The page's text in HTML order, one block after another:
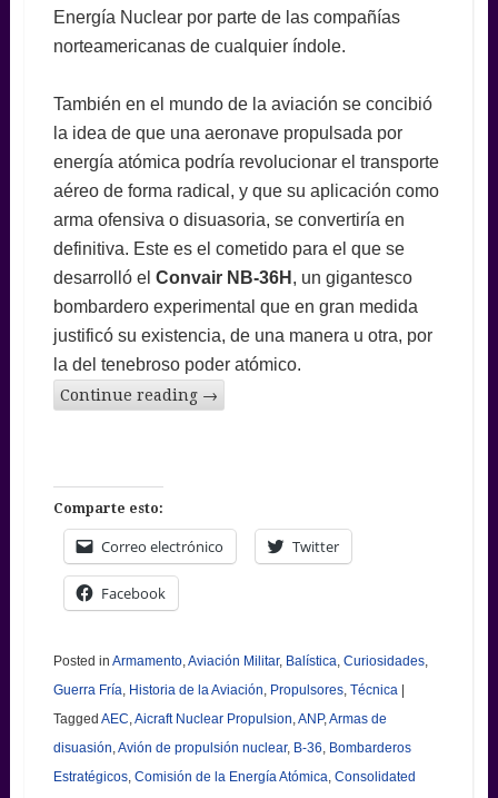
Energía Nuclear por parte de las compañías
norteamericanas de cualquier índole.
También en el mundo de la aviación se concibió
la idea de que una aeronave propulsada por
energía atómica podría revolucionar el transporte
aéreo de forma radical, y que su aplicación como
arma ofensiva o disuasoria, se convertiría en
definitiva. Este es el cometido para el que se
desarrolló el Convair NB-36H , un gigantesco
bombardero experimental que en gran medida
justificó su existencia, de una manera u otra, por
la del tenebroso poder atómico.
Continue reading →
Comparte esto:
Correo electrónico Twitter
Facebook
Posted in Armamento,Aviación Militar, Balística, Curiosidades,
Guerra Fría, Historia de la Aviación, Propulsores, Técnica
Tagged AEC,Aicraft Nuclear Propulsion,ANP,Armas de
disuasión,Avión de propulsión nuclear, B-36, Bombarderos
Estratégicos, Comisión de la Energía Atómica, Consolidated